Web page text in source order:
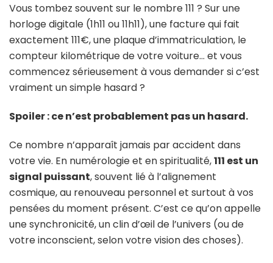
Vous tombez souvent sur le nombre 111 ? Sur une
horloge digitale (1h11 ou 11h11), une facture qui fait
exactement 111€, une plaque d’immatriculation, le
compteur kilométrique de votre voiture… et vous
commencez sérieusement à vous demander si c’est
vraiment un simple hasard ?
Spoiler : ce n’est probablement pas un hasard.
Ce nombre n’apparaît jamais par accident dans
votre vie. En numérologie et en spiritualité,111 est un
signal puissant, souvent lié à l’alignement
cosmique, au renouveau personnel et surtout à vos
pensées du moment présent. C’est ce qu’on appelle
une synchronicité, un clin d’œil de l’univers (ou de
votre inconscient, selon votre vision des choses).